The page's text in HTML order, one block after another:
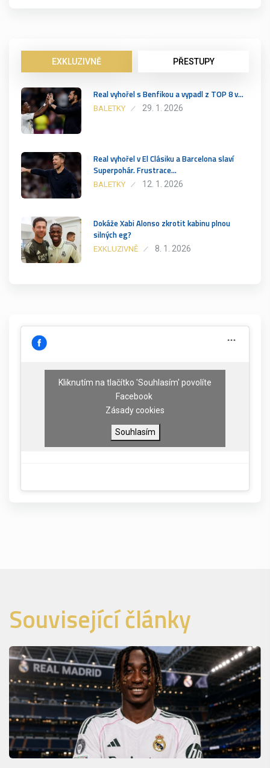
EXKLUZIVNĚ PŘESTUPY
Real vyhořel s Benfikou a vypadl z TOP 8 v…
BALETKY 29. 1. 2026
Real vyhořel v El Clásiku a Barcelona slaví
Superpohár. Frustrace…
BALETKY 12. 1. 2026
Dokáže Xabi Alonso zkrotit kabinu plnou
silných eg?
EXKLUZIVNĚ 8. 1. 2026
Kliknutím na tlačítko 'Souhlasím' povolíte
Facebook
Zásady cookies
Souhlasím
Související články